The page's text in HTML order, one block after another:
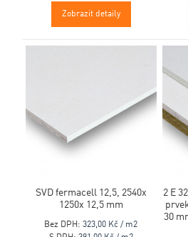
Zobrazit detaily
SVD fermacell 12,5, 2540x
1250x 12,5 mm
Bez DPH: 323,00 Kč / m2
2 E
30